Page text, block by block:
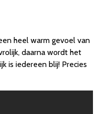
heel warm gevoel van
daarna wordt het
is iedereen blij! Precies